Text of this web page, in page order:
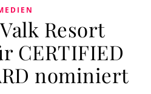
Resort
CERTIFIED
nominiert